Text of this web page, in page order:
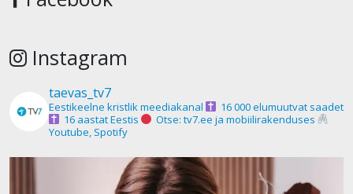
Instagram
taevas_tv7
Eestikeelne kristlik meediakanal
16 000 elumuutvat saadet
16 aastat Eestis
Otse: tv7.ee ja mobiilirakenduses
Youtube, Spotify